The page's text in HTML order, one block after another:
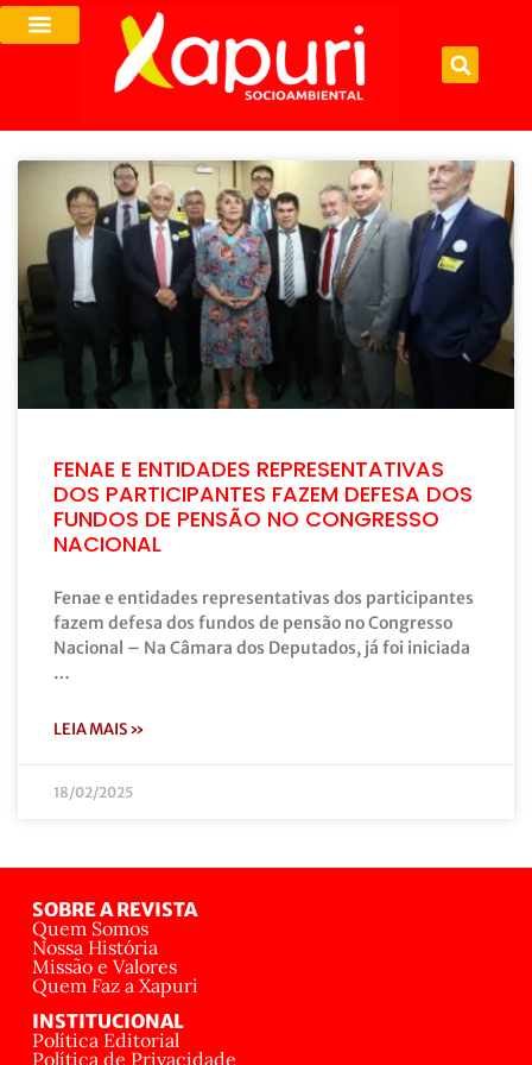
FENAE E ENTIDADES REPRESENTATIVAS
DOS PARTICIPANTES FAZEM DEFESA DOS
FUNDOS DE PENSÃO NO CONGRESSO
NACIONAL
Fenae e entidades representativas dos participantes
fazem defesa dos fundos de pensão no Congresso
Nacional – Na Câmara dos Deputados, já foi iniciada
…
LEIA MAIS »
18/02/2025
SOBRE A REVISTA
Quem Somos
Nossa História
Missão e Valores
Quem Faz a Xapuri
INSTITUCIONAL
Política Editorial
Política de Privacidade